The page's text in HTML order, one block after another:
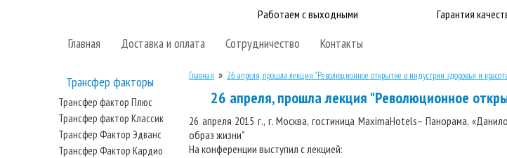
Главная Доставка и оплата Сотрудничество Контакты
Работаем с выходными Гарантия
Трансфер факторы
Трансфер фактор Плюс
Трансфер фактор Классик
Трансфер Фактор Эдванс
Трансфер Фактор Кардио
Главная » 26 апреля, прошла лекция "Революционное открытие в индустрии здоровья и
26 апреля, прошла лекция "Революционное
26 апреля 2015 г., г. Москва, гостиница MaximaHotels– Панорама,
образ жизни"
На конференции выступил с лекцией: